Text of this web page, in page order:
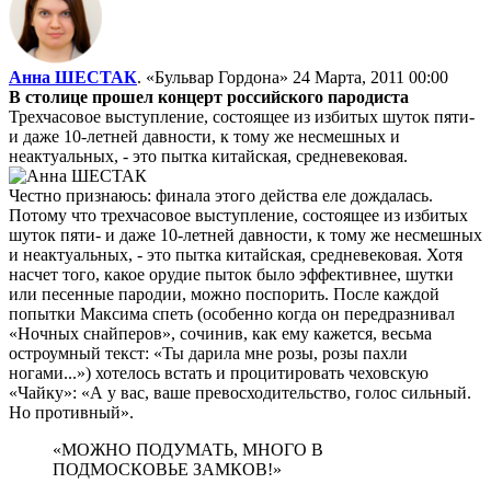
Анна ШЕСТАК. «Бульвар Гордона» 24 Марта, 2011 00:00
В столице прошел концерт российского пародиста
Трехчасовое выступление, состоящее из избитых шуток пяти-
и даже 10-летней давности, к тому же несмешных и
неактуальных, - это пытка китайская, средневековая.
Честно признаюсь: финала этого действа еле дождалась.
Потому что трехчасовое выступление, состоящее из избитых
шуток пяти- и даже 10-летней давности, к тому же несмешных
и неактуальных, - это пытка китайская, средневековая. Хотя
насчет того, какое орудие пыток было эффективнее, шутки
или песенные пародии, можно поспорить. После каждой
попытки Максима спеть (особенно когда он передразнивал
«Ночных снайперов», сочинив, как ему кажется, весьма
остроумный текст: «Ты дарила мне розы, розы пахли
ногами...») хотелось встать и процитировать чеховскую
«Чайку»: «А у вас, ваше превосходительство, голос сильный.
Но противный».
«МОЖНО ПОДУМАТЬ, МНОГО В
ПОДМОСКОВЬЕ ЗАМКОВ!»